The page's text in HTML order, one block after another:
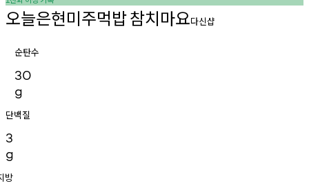
오늘은현미주먹밥참치마요다신샵
순탄수
30
g
단백질
3
g
방